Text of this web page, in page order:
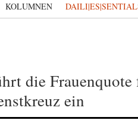
KOLUMNEN
die Frauenquote
ein